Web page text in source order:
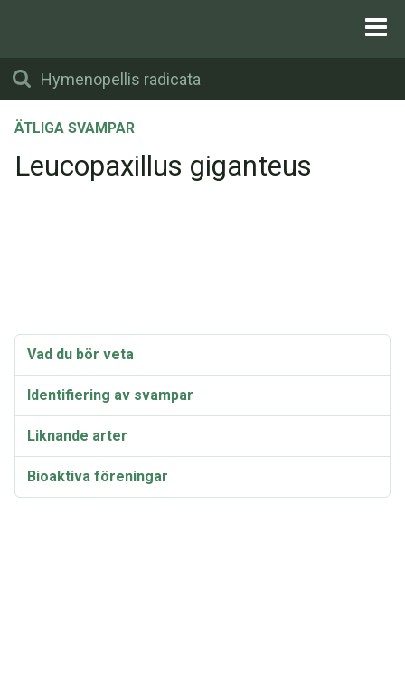
ÄTLIGA SVAMPAR
Leucopaxillus giganteus
Vad du bör veta
Identifiering av svampar
Liknande arter
Bioaktiva föreningar